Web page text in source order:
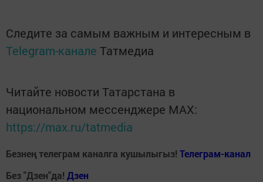
Следите за самым важным и интересным в
Telegram-канале Татмедиа
Читайте новости Татарстана в
национальном мессенджере MАХ:
https://max.ru/tatmedia
Безнең телеграм каналга кушылыгыз! Телеграм-канал
Без "Дзен"да! Дзен